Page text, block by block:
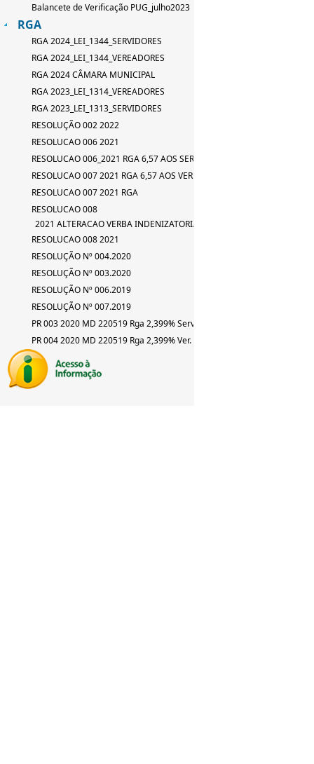
Balancete de Verificação PUG_julho2023
RGA
RGA 2024_LEI_1344_SERVIDORES
RGA 2024_LEI_1344_VEREADORES
RGA 2024 CÂMARA MUNICIPAL
RGA 2023_LEI_1314_VEREADORES
RGA 2023_LEI_1313_SERVIDORES
RESOLUÇÃO 002 2022
RESOLUCAO 006 2021
RESOLUCAO 006_2021 RGA 6,57 AOS SERVIDORES
RESOLUCAO 007 2021 RGA 6,57 AOS VEREADORES
RESOLUCAO 007 2021 RGA
RESOLUCAO 008
2021 ALTERACAO VERBA INDENIZATORIA
RESOLUCAO 008 2021
RESOLUÇÃO Nº 004.2020
RESOLUÇÃO Nº 003.2020
RESOLUÇÃO Nº 006.2019
RESOLUÇÃO Nº 007.2019
PR 003 2020 MD 220519 Rga 2,399% Serv
PR 004 2020 MD 220519 Rga 2,399% Ver.